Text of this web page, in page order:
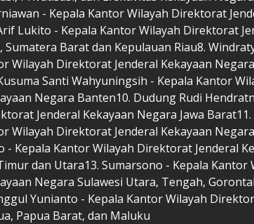
- Kepala Kantor Wilayah Direktorat
Lukito - Kepala Kantor Wilayah Direktorat
Sumatera Barat dan Kepulauan Riau8.
Wilayah Direktorat Jenderal Kekayaan
Santi Wahyuningsih - Kepala Kantor
Negara Banten10. Dudung Rudi
Jenderal Kekayaan Negara Jawa
Wilayah Direktorat Jenderal Kekayaan
- Kepala Kantor Wilayah Direktorat Jenderal
dan Utara13. Sumarsono - Kepala
Negara Sulawesi Utara, Tengah,
Yunianto - Kepala Kantor Wilayah
Papua Barat, dan Maluku